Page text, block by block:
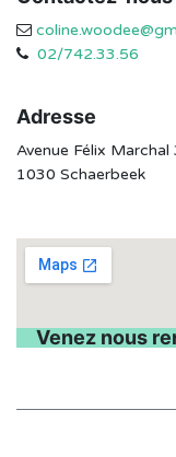
02/742.33.56
Adresse
Avenue Félix
1030 Schaerbeek
Venez nous